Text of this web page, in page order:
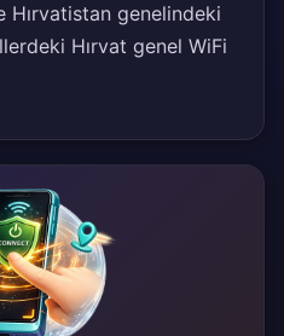
Hırvatistan genelindeki
Hırvat genel WiFi